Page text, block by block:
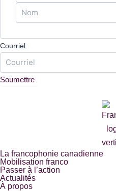
Courriel
Soumettre
La francophonie canadienne
Mobilisation franco
Passer à l’action
Actualités
À propos